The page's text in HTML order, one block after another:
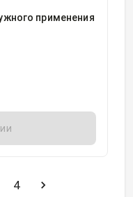
применения
4